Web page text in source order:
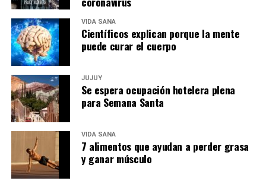
VIDA SANA
Científicos explican porque la mente
puede curar el cuerpo
JUJUY
Se espera ocupación hotelera plena
para Semana Santa
VIDA SANA
7 alimentos que ayudan a perder grasa
y ganar músculo